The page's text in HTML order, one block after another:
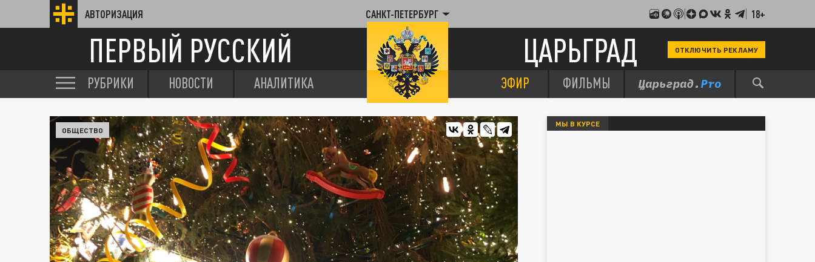
АВТОРИЗАЦИЯ САНКТ-ПЕТЕРБУРГ 18+
ПЕРВЫЙ РУССКИЙ ЦАРЬГРАД ОТКЛЮЧИТЬ РЕКЛАМУ
РУБРИКИ НОВОСТИ АНАЛИТИКА ЭФИР ФИЛЬМЫ
ОБЩЕСТВО
МЫ В КУРСЕ